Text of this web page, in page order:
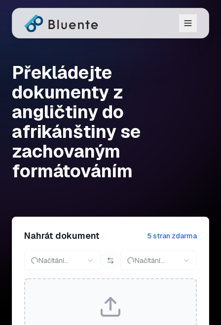
Překládejte
dokumenty z
angličtiny do
afrikánštiny se
zachovaným
formátováním
Nahrát dokument 5 stran zdarma
Načítání… Načítání…